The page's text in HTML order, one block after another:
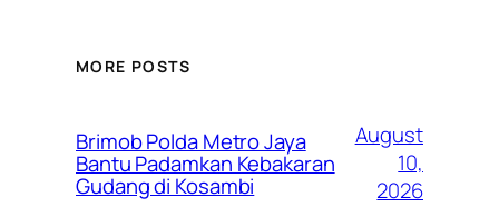
MORE POSTS
Brimob Polda Metro Jaya
Bantu Padamkan Kebakaran
Gudang di Kosambi
August
10,
2026